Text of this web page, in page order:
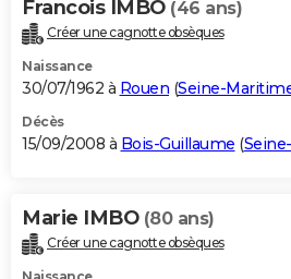
Francois IMBO (46 ans)
Créer une cagnotte obsèques
Naissance
30/07/1962 à Rouen (Seine-
Décès
15/09/2008 à Bois-Guillaume (
Marie IMBO (80 ans)
Créer une cagnotte obsèques